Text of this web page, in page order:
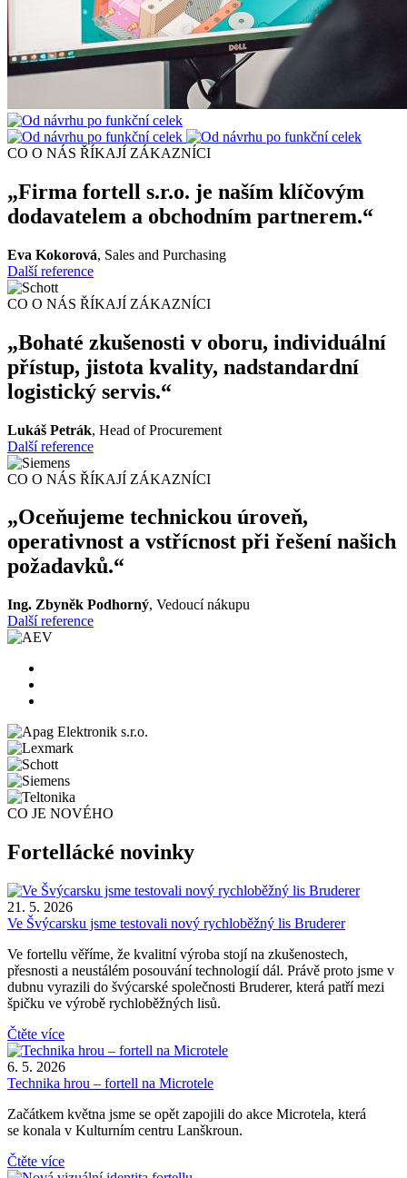
CO O NÁS ŘÍKAJÍ ZÁKAZNÍCI
„Firma fortell s.r.o. je naším klíčovým
dodavatelem a obchodním partnerem.“
Eva Kokorová, Sales and Purchasing
Další reference
CO O NÁS ŘÍKAJÍ ZÁKAZNÍCI
„Bohaté zkušenosti v oboru, individuální
přístup, jistota kvality, nadstandardní
logistický servis.“
Lukáš Petrák, Head of Procurement
Další reference
CO O NÁS ŘÍKAJÍ ZÁKAZNÍCI
„Oceňujeme technickou úroveň,
operativnost a vstřícnost při řešení našich
požadavků.“
Ing. Zbyněk Podhorný, Vedoucí nákupu
Další reference
CO JE NOVÉHO
Fortellácké novinky
21. 5. 2026
Ve Švýcarsku jsme testovali nový rychloběžný lis Bruderer
Ve fortellu věříme, že kvalitní výroba stojí na zkušenostech,
přesnosti a neustálém posouvání technologií dál. Právě proto jsme v
dubnu vyrazili do švýcarské společnosti Bruderer, která patří mezi
špičku ve výrobě rychloběžných lisů.
Čtěte více
6. 5. 2026
Technika hrou – fortell na Microtele
Začátkem května jsme se opět zapojili do akce Microtela, která
se konala v Kulturním centru Lanškroun.
Čtěte více